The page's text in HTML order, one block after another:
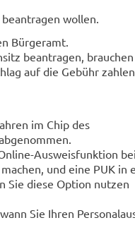
wollen.
Bürgeramt.
beantragen, brauchen
auf die Gebühr
im Chip des
Ausweisfunktion
und eine PUK in
Sie diese Option nutzen
Sie Ihren